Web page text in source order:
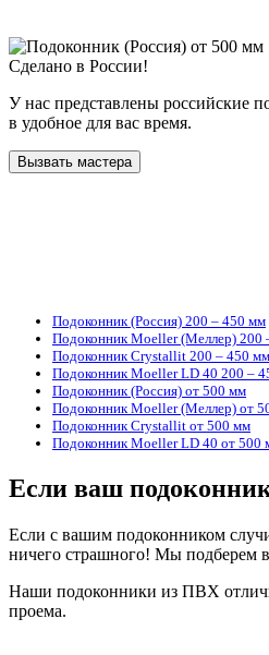
Сделано в России!
У нас представлены российские
в удобное для вас время.
Вызвать мастера
Подоконник (Россия) 200 – 450 мм
Подоконник Moeller (Меллер) 200
Подоконник Crystallit 200 – 450 мм
Подоконник Moeller LD 40 200 –
Подоконник (Россия) от 500 мм
Подоконник Moeller (Меллер) от
Подоконник Crystallit от 500 мм
Подоконник Moeller LD 40 от 500
Если ваш
Если с вашим подоконником
ничего страшного! Мы подберем
Наши подоконники из ПВХ
проема.